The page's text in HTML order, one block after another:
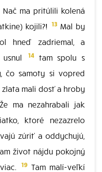
Nač ma pritúlili kolená
kojili?! 13Mal by
hneď zadriemal, a
14tam spolu s
čo samoty si vopred
mali dosť a hroby
Že ma nezahrabali jak
ktoré nezazrelo
zúriť a oddychujú,
život nájdu pokojný
19 Tam malí-veľkí